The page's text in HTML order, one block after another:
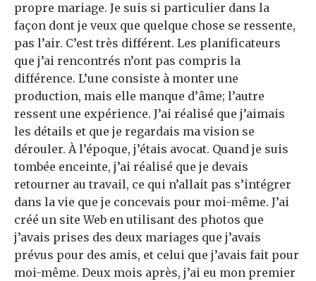
propre mariage. Je suis si particulier dans la
façon dont je veux que quelque chose se ressente,
pas l’air. C’est très différent. Les planificateurs
que j’ai rencontrés n’ont pas compris la
différence. L’une consiste à monter une
production, mais elle manque d’âme; l’autre
ressent une expérience. J’ai réalisé que j’aimais
les détails et que je regardais ma vision se
dérouler. À l’époque, j’étais avocat. Quand je suis
tombée enceinte, j’ai réalisé que je devais
retourner au travail, ce qui n’allait pas s’intégrer
dans la vie que je concevais pour moi-même. J’ai
créé un site Web en utilisant des photos que
j’avais prises des deux mariages que j’avais
prévus pour des amis, et celui que j’avais fait pour
moi-même. Deux mois après, j’ai eu mon premier